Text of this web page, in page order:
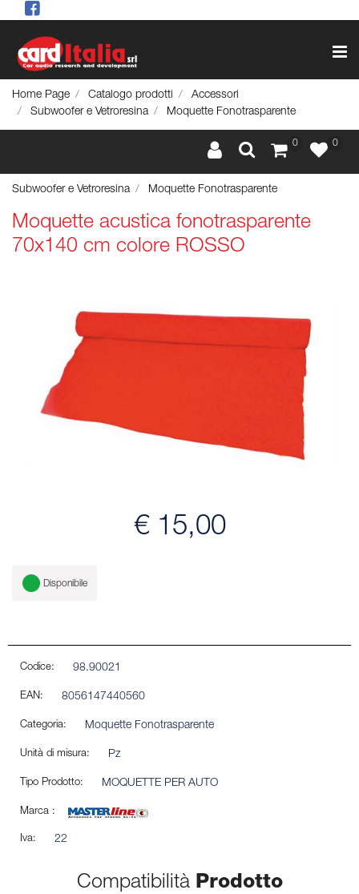
Home Page Catalogo prodotti
Accessori
Subwoofer e Vetroresina
Moquette Fonotrasparente
0 0
Subwoofer e Vetroresina Moquette Fonotrasparente
Moquette acustica fonotrasparente
70x140 cm colore ROSSO
€ 15,00
Disponibile
Codice: 98.90021
EAN: 8056147440560
Categoria: Moquette Fonotrasparente
Unità di misura: Pz
Tipo Prodotto: MOQUETTE PER AUTO
Marca :
Iva: 22
Compatibilità Prodotto